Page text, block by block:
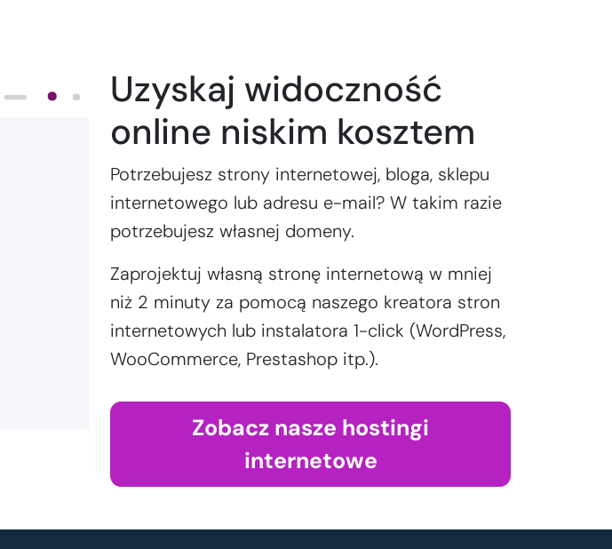
Uzyskaj widoczność
online niskim kosztem
Potrzebujesz strony internetowej, bloga, sklepu
internetowego lub adresu e-mail? W takim razie
potrzebujesz własnej domeny.
Zaprojektuj własną stronę internetową w mniej
niż 2 minuty za pomocą naszego kreatora stron
internetowych lub instalatora 1-click (WordPress,
WooCommerce, Prestashop itp.).
Zobacz nasze hostingi
internetowe